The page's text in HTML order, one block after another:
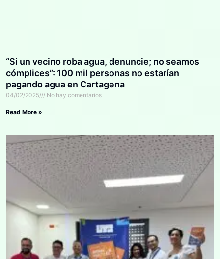
“Si un vecino roba agua, denuncie; no seamos
cómplices”: 100 mil personas no estarían
pagando agua en Cartagena
04/02/2025 No hay comentarios
Read More »